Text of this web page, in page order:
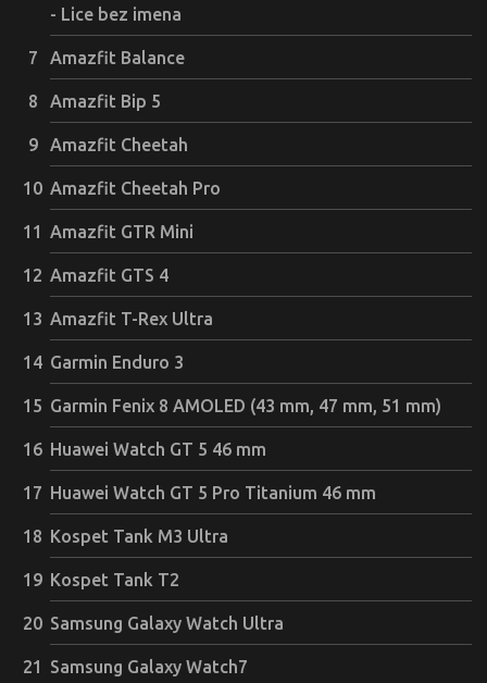
- Lice bez imena
Amazfit Balance
Amazfit Bip 5
Amazfit Cheetah
Amazfit Cheetah Pro
Amazfit GTR Mini
Amazfit GTS 4
Amazfit T-Rex Ultra
Garmin Enduro 3
Garmin Fenix 8 AMOLED (43 mm, 47 mm, 51 mm)
Huawei Watch GT 5 46 mm
Huawei Watch GT 5 Pro Titanium 46 mm
Kospet Tank M3 Ultra
Kospet Tank T2
Samsung Galaxy Watch Ultra
Samsung Galaxy Watch7